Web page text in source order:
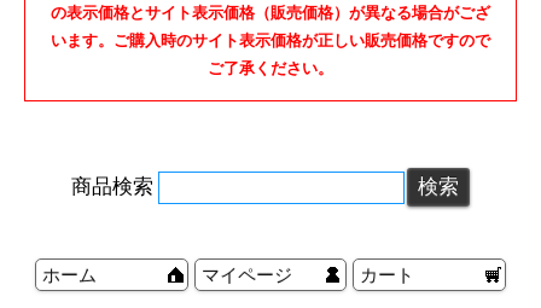
の表示価格とサイト表示価格（販売価格）が異なる場合がござ
います。ご購入時のサイト表示価格が正しい販売価格ですので
ご了承ください。
商品検索
ホーム マイページ カート